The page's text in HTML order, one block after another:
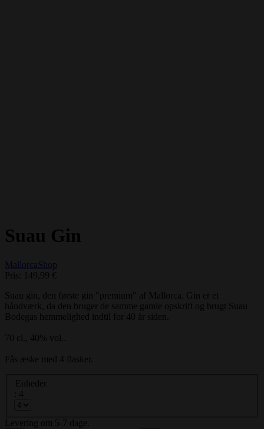
Suau Gin
MallorcaShop
Pris:
149,99 €
Suau gin, den første gin "premium" af Mallorca. Gin er et
håndværk, da den bruger de samme gamle opskrift og brugt Suau
Bodegas hemmelighed indtil for 40 år siden.
70 cl., 40% vol..
Fås æske med 4 flasker.
Enheder
: 4
Levering om 5-7 dage.